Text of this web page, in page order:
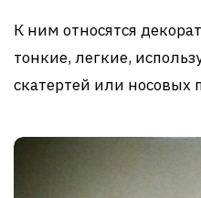
К ним относятся
тонкие, легкие,
скатертей или носовых